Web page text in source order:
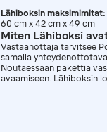
Lähiboksin maksimimitat:
60 cm x 42 cm x 49 cm
Miten Lähiboksi
Vastaanottaja tarvitsee
samalla
Noutaessaan pakettia
avaamiseen. Lähiboksin